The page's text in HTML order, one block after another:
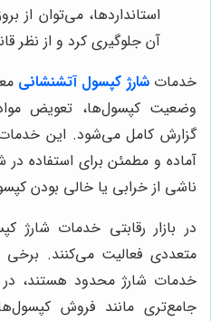
استانداردها، می‌توان از
آن جلوگیری کرد و از نظر
خدماتشارژ کپسول آتشنشانی
وضعیت کپسول‌ها، تعویض
گزارش کامل می‌شود. این
آماده و مطمئن برای استفاده
ناشی از خرابی یا خالی بودن
در بازار رقابتی خدمات
متعددی فعالیت می‌کنند. برخی
خدمات شارژ محدود هستند،
جامع‌تری مانند فروش